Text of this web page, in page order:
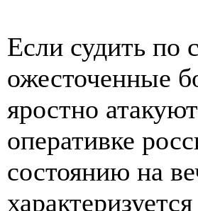
Если судить по
ожесточенные
яростно
оперативке
состоянию на